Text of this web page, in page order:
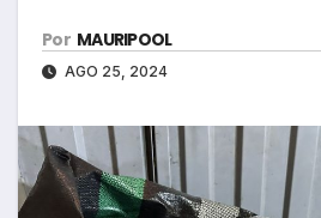
Por MAURIPOOL
AGO 25, 2024